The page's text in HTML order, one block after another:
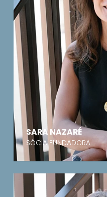
SARA NAZARÉ
SÓCIA FUNDADORA